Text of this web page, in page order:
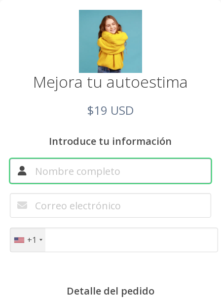
Mejora tu autoestima
$19 USD
Introduce tu información
+1
Detalle del pedido